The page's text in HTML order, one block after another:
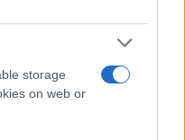
storage
on web or
la Aemet
meteorológicos
de calor…